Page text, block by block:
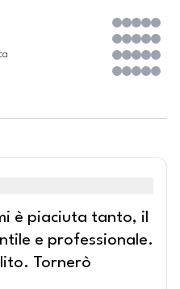
è piaciuta tanto, il
e professionale.
Tornerò